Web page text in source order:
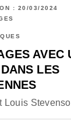
: 20/03/2024
AVEC
LES
Louis